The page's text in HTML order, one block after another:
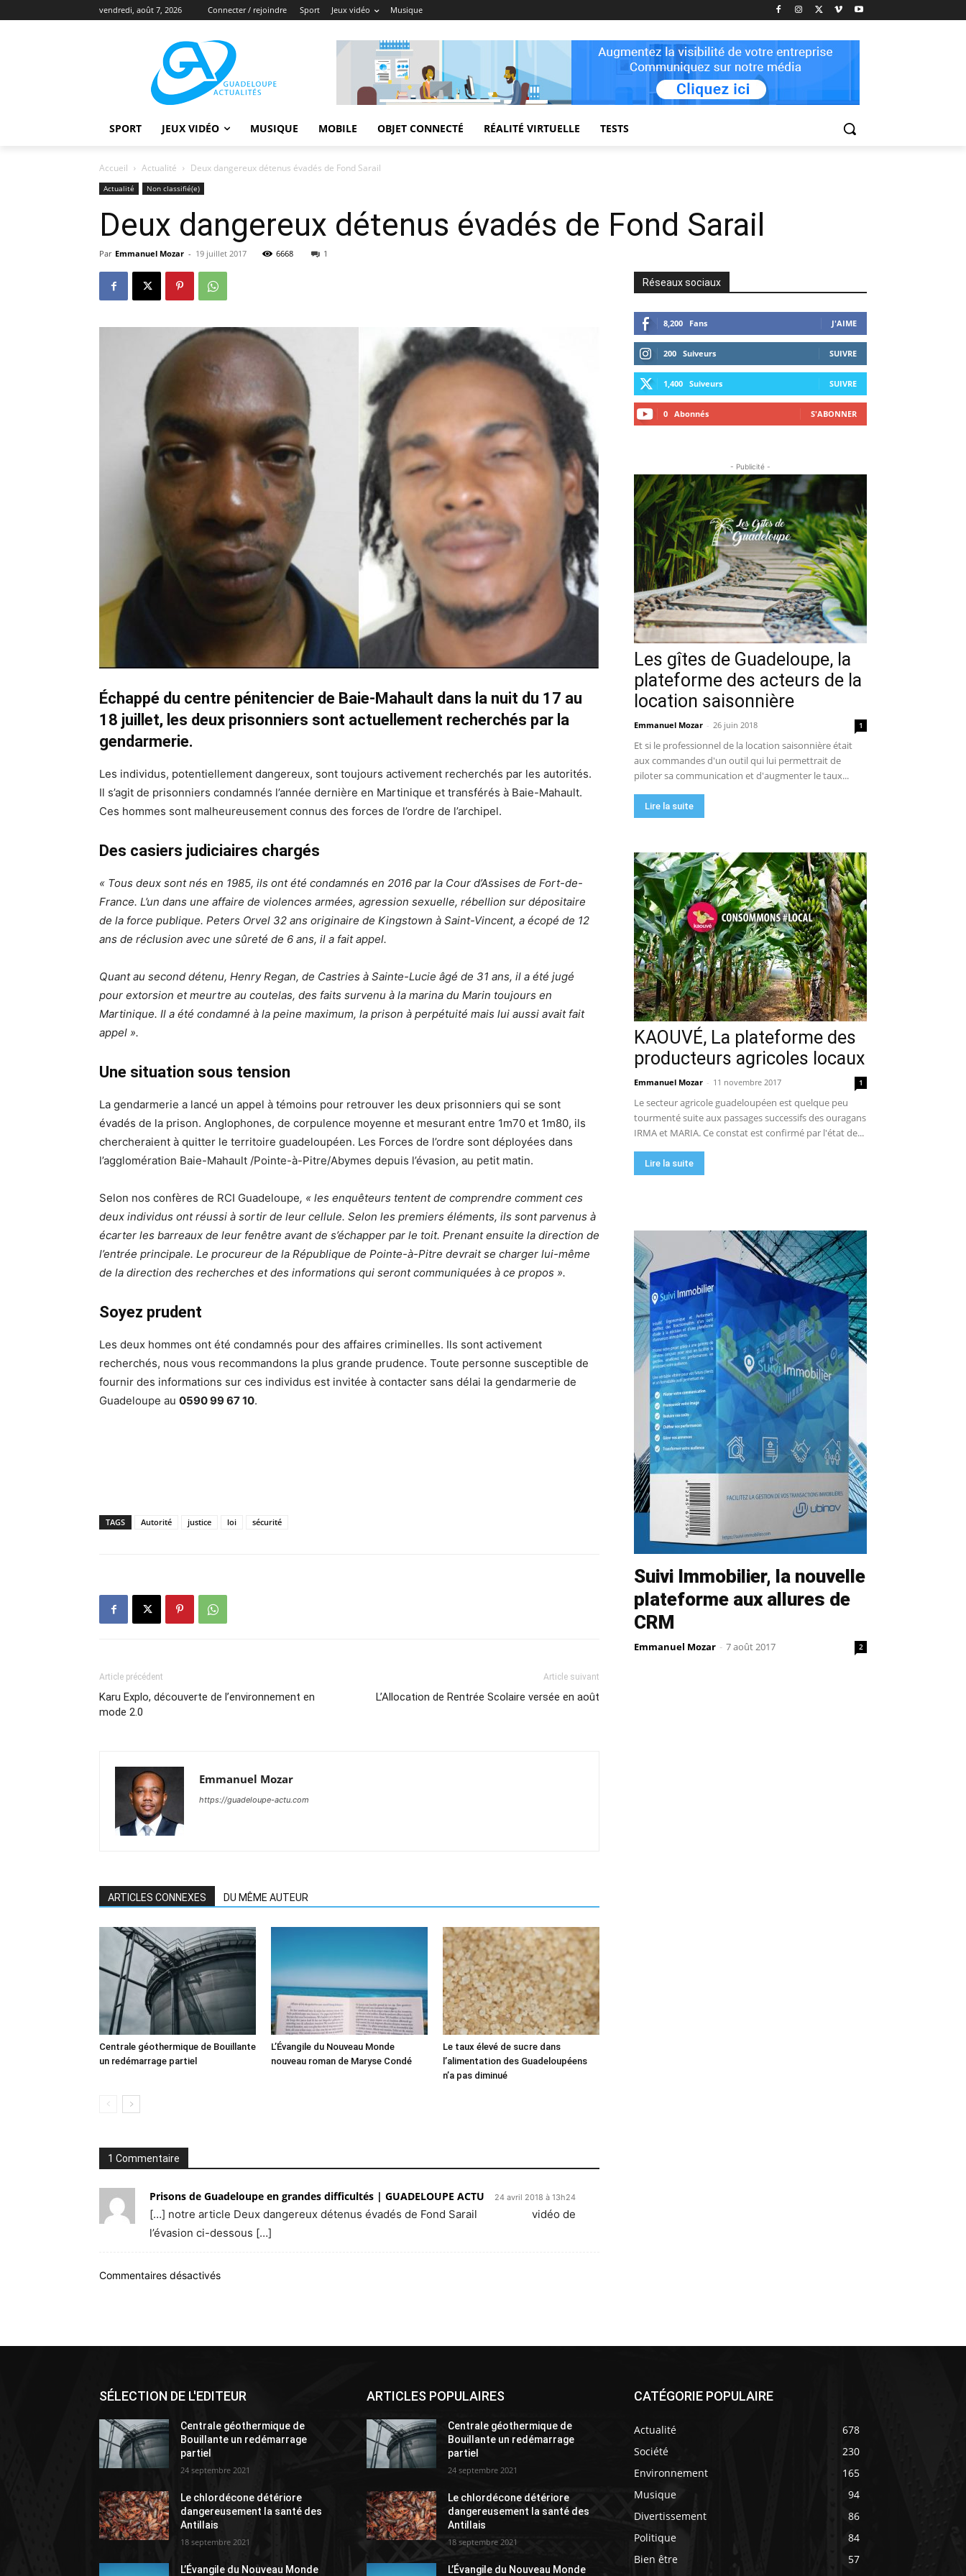
vendredi, août 7, 2026 Connecter / rejoindre Sport Jeux vidéo Musique
SPORT JEUX VIDÉO MUSIQUE MOBILE OBJET CONNECTÉ RÉALITÉ VIRTUELLE TESTS
Accueil Actualité Deux dangereux détenus évadés de Fond Sarail
Actualité Non classifié(e)
Deux dangereux détenus évadés de Fond Sarail
Par Emmanuel Mozar - 19 juillet 2017 6668 1
Échappé du centre pénitencier de Baie-Mahault dans la nuit du 17 au
18 juillet, les deux prisonniers sont actuellement recherchés par la
gendarmerie.
Les individus, potentiellement dangereux, sont toujours activement recherchés par les autorités.
Il s’agit de prisonniers condamnés l’année dernière en Martinique et transférés à Baie-Mahault.
Ces hommes sont malheureusement connus des forces de l’ordre de l’archipel.
Des casiers judiciaires chargés
« Tous deux sont nés en 1985, ils ont été condamnés en 2016 par la Cour d’Assises de Fort-de-
France. L’un dans une affaire de violences armées, agression sexuelle, rébellion sur dépositaire
de la force publique. Peters Orvel 32 ans originaire de Kingstown à Saint-Vincent, a écopé de 12
ans de réclusion avec une sûreté de 6 ans, il a fait appel.
Quant au second détenu, Henry Regan, de Castries à Sainte-Lucie âgé de 31 ans, il a été jugé
pour extorsion et meurtre au coutelas, des faits survenu à la marina du Marin toujours en
Martinique. Il a été condamné à la peine maximum, la prison à perpétuité mais lui aussi avait fait
appel ».
Une situation sous tension
La gendarmerie a lancé un appel à témoins pour retrouver les deux prisonniers qui se sont
évadés de la prison. Anglophones, de corpulence moyenne et mesurant entre 1m70 et 1m80, ils
chercheraient à quitter le territoire guadeloupéen. Les Forces de l’ordre sont déployées dans
l’agglomération Baie-Mahault /Pointe-à-Pitre/Abymes depuis l’évasion, au petit matin.
Selon nos confères de RCI Guadeloupe, « les enquêteurs tentent de comprendre comment ces
deux individus ont réussi à sortir de leur cellule. Selon les premiers éléments, ils sont parvenus à
écarter les barreaux de leur fenêtre avant de s’échapper par le toit. Prenant ensuite la direction de
l’entrée principale. Le procureur de la République de Pointe-à-Pitre devrait se charger lui-même
de la direction des recherches et des informations qui seront communiquées à ce propos ».
Soyez prudent
Les deux hommes ont été condamnés pour des affaires criminelles. Ils sont activement
recherchés, nous vous recommandons la plus grande prudence. Toute personne susceptible de
fournir des informations sur ces individus est invitée à contacter sans délai la gendarmerie de
Guadeloupe au 0590 99 67 10.
TAGS Autorité justice loi sécurité
Article précédent
Karu Explo, découverte de l’environnement en
mode 2.0
Article suivant
L’Allocation de Rentrée Scolaire versée en août
Emmanuel Mozar
https://guadeloupe-actu.com
ARTICLES CONNEXES DU MÊME AUTEUR
Centrale géothermique de Bouillante
un redémarrage partiel
L’Évangile du Nouveau Monde
nouveau roman de Maryse Condé
Le taux élevé de sucre dans
l’alimentation des Guadeloupéens
n’a pas diminué
1 Commentaire
Prisons de Guadeloupe en grandes difficultés | GUADELOUPE ACTU 24 avril 2018 à 13h24
[…] notre article Deux dangereux détenus évadés de Fond Sarail vidéo de
l’évasion ci-dessous […]
Commentaires désactivés
Réseaux sociaux
8,200 Fans J'AIME
200 Suiveurs SUIVRE
1,400 Suiveurs SUIVRE
0 Abonnés S'ABONNER
- Publicité -
Les gîtes de Guadeloupe, la
plateforme des acteurs de la
location saisonnière
Emmanuel Mozar - 26 juin 2018 1
Et si le professionnel de la location saisonnière était
aux commandes d'un outil qui lui permettrait de
piloter sa communication et d'augmenter le taux...
Lire la suite
KAOUVÉ, La plateforme des
producteurs agricoles locaux
Emmanuel Mozar - 11 novembre 2017 1
Le secteur agricole guadeloupéen est quelque peu
tourmenté suite aux passages successifs des ouragans
IRMA et MARIA. Ce constat est confirmé par l'état de...
Lire la suite
Suivi Immobilier, la nouvelle
plateforme aux allures de
CRM
Emmanuel Mozar - 7 août 2017 2
SÉLECTION DE L'EDITEUR
Centrale géothermique de
Bouillante un redémarrage
partiel
24 septembre 2021
Le chlordécone détériore
dangereusement la santé des
Antillais
18 septembre 2021
L’Évangile du Nouveau Monde
ARTICLES POPULAIRES
Centrale géothermique de
Bouillante un redémarrage
partiel
24 septembre 2021
Le chlordécone détériore
dangereusement la santé des
Antillais
18 septembre 2021
L’Évangile du Nouveau Monde
CATÉGORIE POPULAIRE
Actualité
678
Société
230
Environnement
165
Musique
94
Divertissement
86
Politique
84
Bien être
57